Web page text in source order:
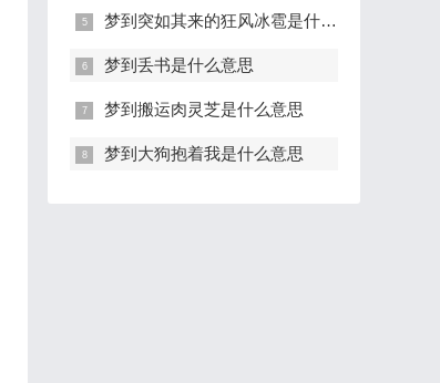
梦到突如其来的狂风冰雹是什么意思
梦到丢书是什么意思
梦到搬运肉灵芝是什么意思
梦到大狗抱着我是什么意思